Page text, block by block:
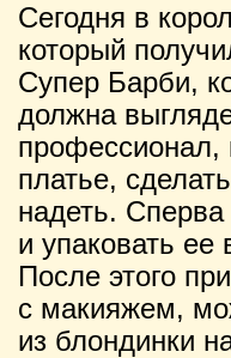
Сегодня в
который
Супер Барби,
должна
профессионал,
платье,
надеть.
и упаковать
После этого
с макияжем,
из блондинки